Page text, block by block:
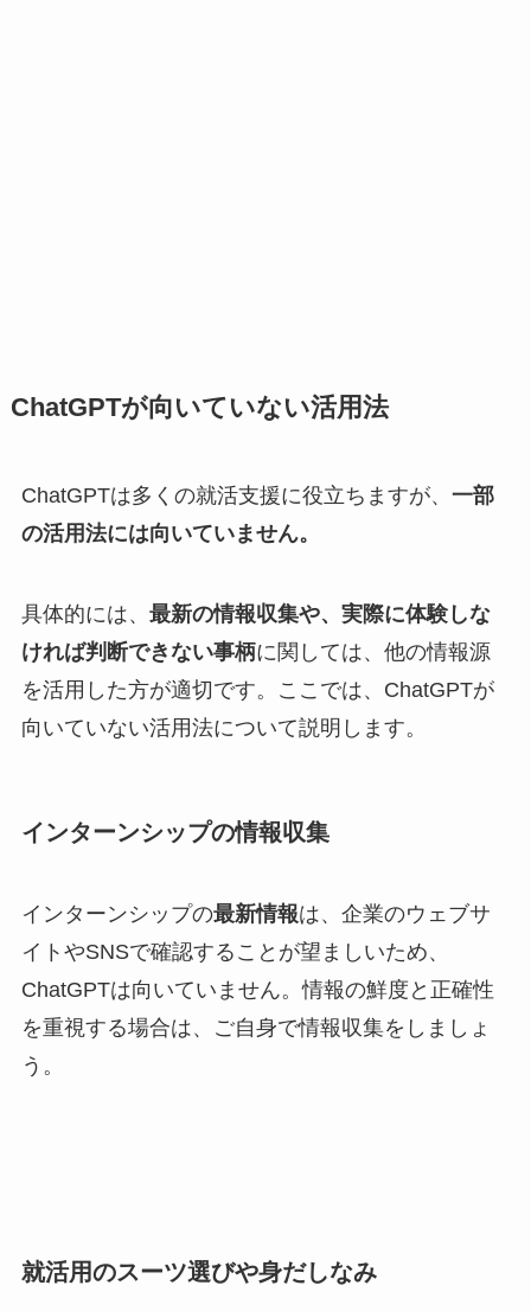
ChatGPTが向いていない活用法
ChatGPTは多くの就活支援に役立ちますが、 一部
の活用法には向いていません。
具体的には、 最新の情報収集や、実際に体験しな
ければ判断できない事柄に関しては、他の情報源
を活用した方が適切です。ここでは、ChatGPTが
向いていない活用法について説明します。
インターンシップの情報収集
インターンシップの最新情報は、企業のウェブサ
イトやSNSで確認することが望ましいため、
ChatGPTは向いていません。情報の鮮度と正確性
を重視する場合は、ご自身で情報収集をしましょ
う。
就活用のスーツ選びや身だしなみ